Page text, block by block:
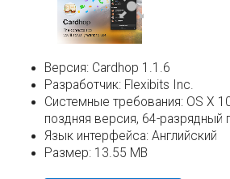
Версия: Cardhop 1.1.6
Разработчик: Flexibits Inc.
Системные требования: OS X
поздняя версия, 64-разрядный
Язык интерфейса: Английский
Размер: 13.55 MB